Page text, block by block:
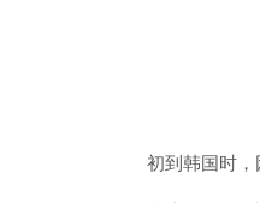
初到韩国时